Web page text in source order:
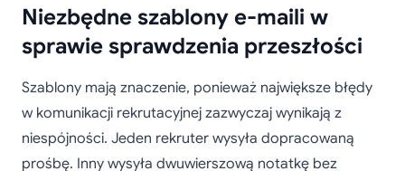
Niezbędne szablony e-maili w
sprawie sprawdzenia przeszłości
Szablony mają znaczenie, ponieważ największe błędy
w komunikacji rekrutacyjnej zazwyczaj wynikają z
niespójności. Jeden rekruter wysyła dopracowaną
prośbę. Inny wysyła dwuwierszową notatkę bez